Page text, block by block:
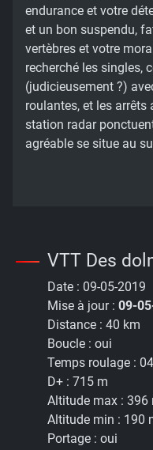
endurance et votre
et un bon suspendu,
vertèbres et votre
recherché les singles,
(judicieusement ?)
roulantes, et les
station radar
agréable se situe au
VTT Des
Date : 09-05-2019
Mise à jour : 09-
Distance : 40 km
Boucle : oui
Temps roulage :
D+ : 715 m
Altitude max : 396
Altitude min : 190
Portage : oui